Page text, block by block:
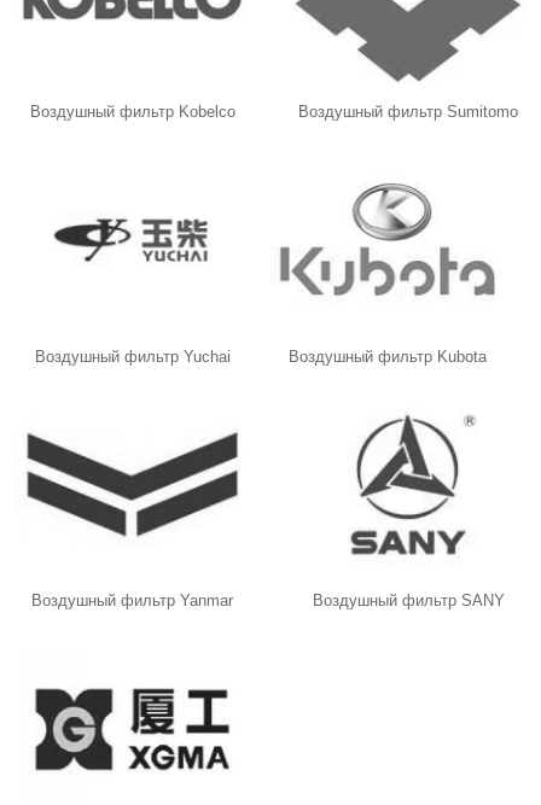
Воздушный фильтр Kobelco Воздушный фильтр Sumitomo
Воздушный фильтр Yuchai Воздушный фильтр Kubota
Воздушный фильтр Yanmar Воздушный фильтр SANY